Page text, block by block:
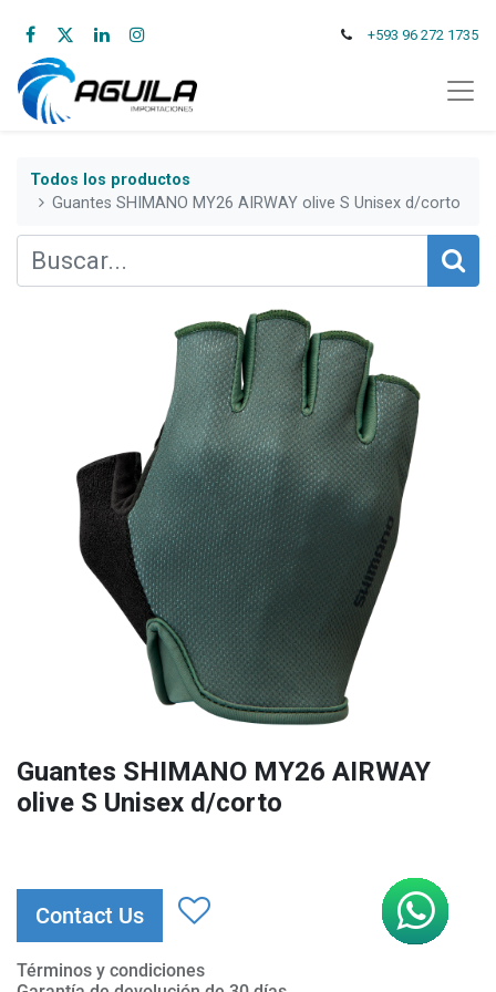
+593 96 272 1735
Todos los productos
Guantes SHIMANO MY26 AIRWAY olive S Unisex d/corto
Guantes SHIMANO MY26 AIRWAY
olive S Unisex d/corto
Contact Us
Términos y condiciones